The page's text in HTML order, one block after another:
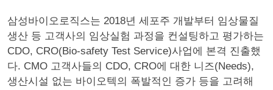
삼성바이오로직스는 2018년 세포주 개발부터 임상물질
생산 등 고객사의 임상실험 과정을 컨설팅하고 평가하는
CDO, CRO(Bio-safety Test Service)사업에 본격 진출했
다. CMO 고객사들의 CDO, CRO에 대한 니즈(Needs),
생산시설 없는 바이오텍의 폭발적인 증가 등을 고려해